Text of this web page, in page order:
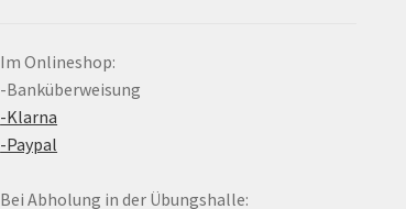
Im Onlineshop:
-Banküberweisung
-Klarna
-Paypal
Bei Abholung in der Übungshalle: